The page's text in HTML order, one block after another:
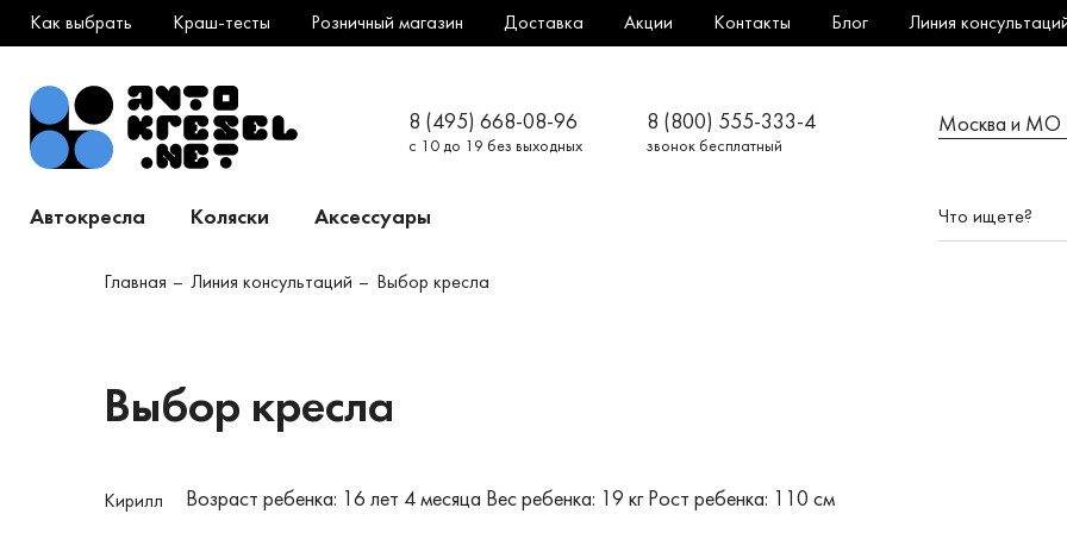
Как выбрать Краш-тесты Розничный магазин Доставка Акции Контакты Блог Линия
8 (495) 668-08-96
с 10 до 19 без выходных
8 (800) 555-333-4
звонок бесплатный
Москва и МО
Автокресла Коляски Аксессуары
Главная Линия консультаций Выбор кресла
Выбор кресла
Кирилл Возраст ребенка: 16 лет 4 месяца Вес ребенка: 19 кг Рост ребенка: 110 см